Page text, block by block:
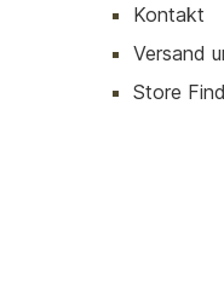
Kontakt
Versand
Store